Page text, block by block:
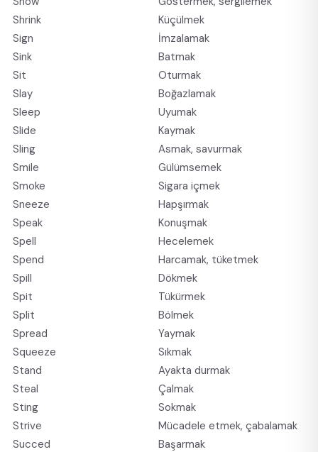
Shrink
Küçülmek
Sign
İmzalamak
Sink
Batmak
Sit
Oturmak
Slay
Boğazlamak
Sleep
Uyumak
Slide
Kaymak
Sling
Asmak, savurmak
Smile
Gülümsemek
Smoke
Sigara içmek
Sneeze
Hapşırmak
Speak
Konuşmak
Spell
Hecelemek
Spend
Harcamak, tüketmek
Spill
Dökmek
Spit
Tükürmek
Split
Bölmek
Spread
Yaymak
Squeeze
Sıkmak
Stand
Ayakta durmak
Steal
Çalmak
Sting
Sokmak
Strive
Mücadele etmek, çabalamak
Succed
Başarmak